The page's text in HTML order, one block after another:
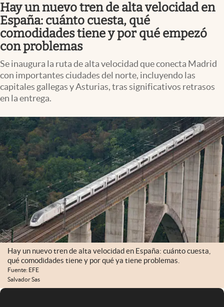
Hay un nuevo tren de alta velocidad en
España: cuánto cuesta, qué
comodidades tiene y por qué empezó
con problemas
Se inaugura la ruta de alta velocidad que conecta Madrid
con importantes ciudades del norte, incluyendo las
capitales gallegas y Asturias, tras significativos retrasos
en la entrega.
Hay un nuevo tren de alta velocidad en España: cuánto cuesta,
qué comodidades tiene y por qué ya tiene problemas.
Fuente: EFE
Salvador Sas